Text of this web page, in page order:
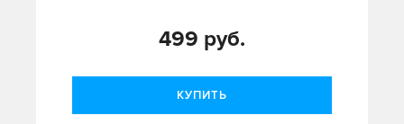
499 руб.
КУПИТЬ